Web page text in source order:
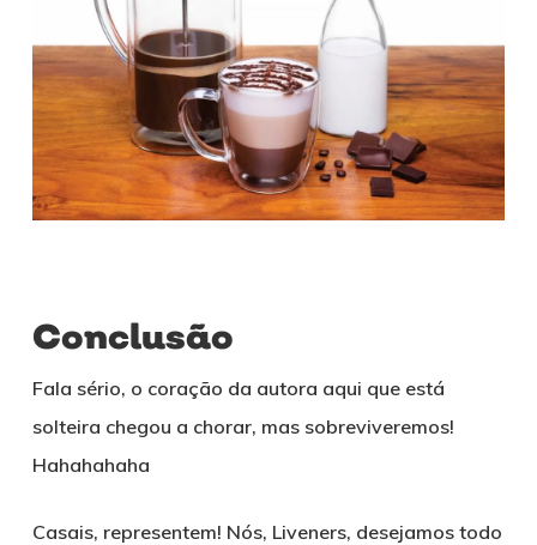
Conclusão
Fala sério, o coração da autora aqui que está
solteira chegou a chorar, mas sobreviveremos!
Hahahahaha
Casais, representem! Nós, Liveners, desejamos todo